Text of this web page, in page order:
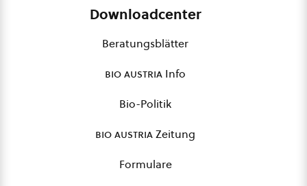
Downloadcenter
Beratungsblätter
bio austria Info
Bio-Politik
bio austriaZeitung
Formulare